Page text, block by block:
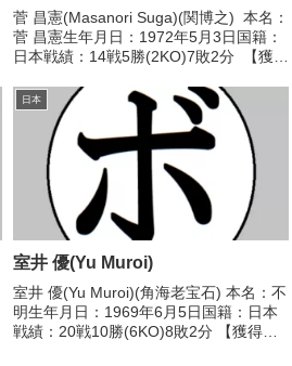
菅 昌憲(Masanori Suga)(関博之) 本名：
菅 昌憲生年月日：1972年5月3日国籍：
日本戦績：14戦5勝(2KO)7敗2分 【獲得
ライ級優勝(アマチュア)1990年度国体少
年の部ライト...
日本
室井 優(Yu Muroi)
室井 優(Yu Muroi)(角海老宝石) 本名：不
明生年月日：1969年6月5日国籍：日本
戦績：20戦10勝(6KO)8敗2分 【獲得タ